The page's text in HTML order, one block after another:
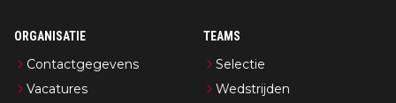
ORGANISATIE
Contactgegevens
Vacatures
TEAMS
Selectie
Wedstrijden